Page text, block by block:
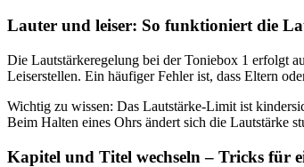
Lauter und leiser: So funktioniert die
Die Lautstärkeregelung bei der Toniebox 1 erfolgt
Leiserstellen. Ein häufiger Fehler ist, dass Eltern
Wichtig zu wissen: Das Lautstärke-Limit ist
Beim Halten eines Ohrs ändert sich die Lautstärke
Kapitel und Titel wechseln – Tricks für